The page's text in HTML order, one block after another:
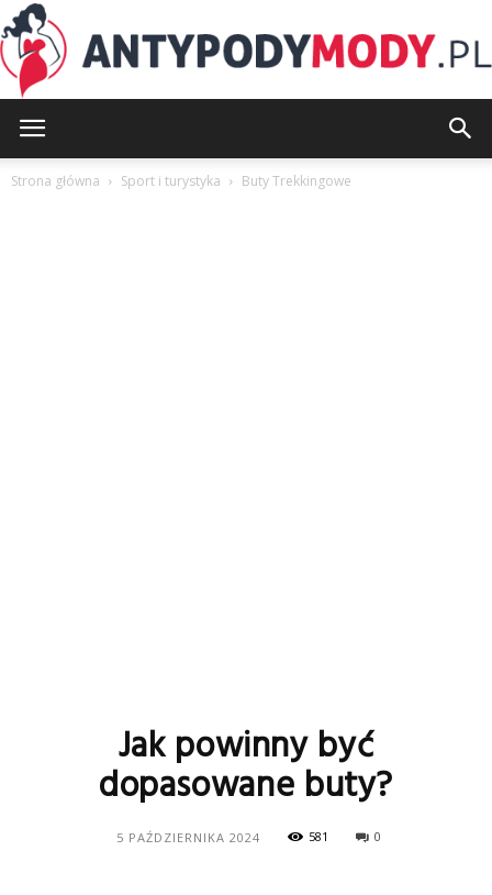
Strona główna Sport i turystyka Buty Trekkingowe
Jak powinny być
dopasowane buty?
5 PAŹDZIERNIKA 2024 581 0